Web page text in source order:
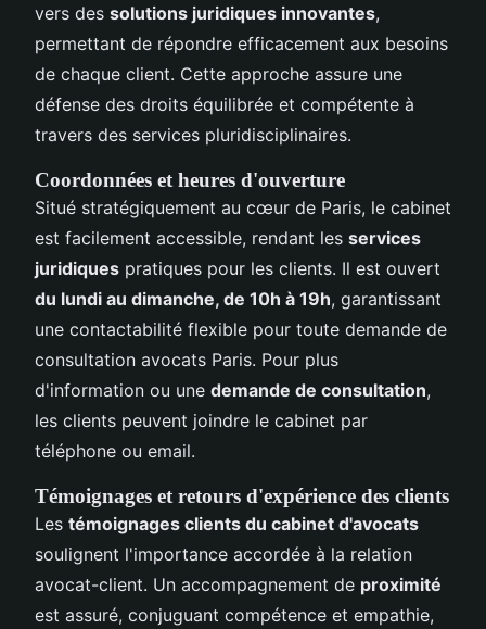
vers des solutions juridiques innovantes,
permettant de répondre efficacement aux besoins
de chaque client. Cette approche assure une
défense des droits équilibrée et compétente à
travers des services pluridisciplinaires.
Coordonnées et heures d'ouverture
Situé stratégiquement au cœur de Paris, le cabinet
est facilement accessible, rendant les services
juridiques pratiques pour les clients. Il est ouvert
du lundi au dimanche, de 10h à 19h, garantissant
une contactabilité flexible pour toute demande de
consultation avocats Paris. Pour plus
d'information ou une demande de consultation,
les clients peuvent joindre le cabinet par
téléphone ou email.
Témoignages et retours d'expérience des clients
Les témoignages clients du cabinet d'avocats
soulignent l'importance accordée à la relation
avocat-client. Un accompagnement de proximité
est assuré, conjuguant compétence et empathie,